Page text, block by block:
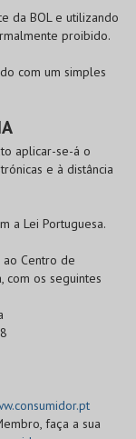
da BOLe utilizando
proibido.
com um simples
aplicar-se-á o
e à distância
a Lei Portuguesa.
Centro de
com os seguintes
faça a sua